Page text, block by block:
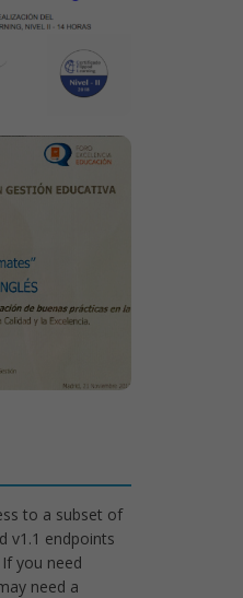
to a subset of
v1.1 endpoints
you need
need a